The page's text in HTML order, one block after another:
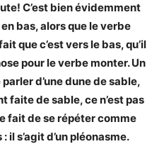
C’est bien évidemment
bas, alors que le verbe
que c’est vers le bas, qu’il
pour le verbe monter. Un
d’une dune de sable,
faite de sable, ce n’est pas
fait de se répéter comme
il s’agit d’un pléonasme.